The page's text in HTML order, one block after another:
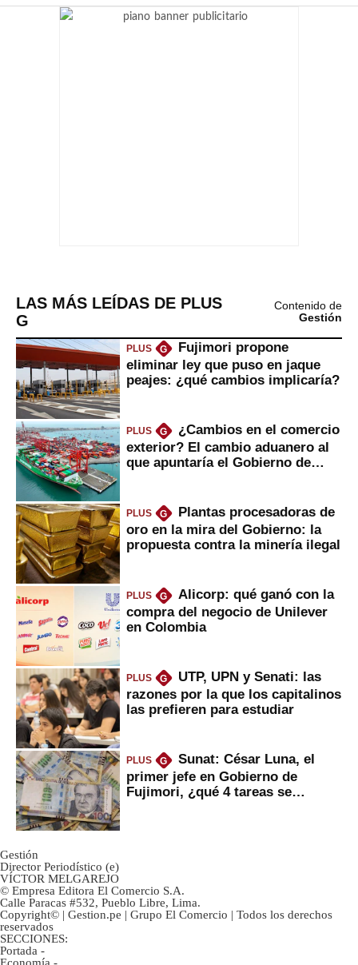
LAS MÁS LEÍDAS DE PLUS
G
Contenido de
Gestión
PLUS G
Fujimori propone
eliminar ley que puso en jaque
peajes: ¿qué cambios implicaría?
PLUS G
¿Cambios en el comercio
exterior? El cambio aduanero al
que apuntaría el Gobierno de
PLUS G
Plantas procesadoras de
oro en la mira del Gobierno: la
propuesta contra la minería ilegal
PLUS G
Alicorp: qué ganó con la
compra del negocio de Unilever
en Colombia
PLUS G
UTP, UPN y Senati: las
razones por la que los capitalinos
las prefieren para estudiar
PLUS G
Sunat: César Luna, el
primer jefe en Gobierno de
Fujimori, ¿qué 4 tareas se
Gestión
Director Periodístico (e)
VÍCTOR MELGAREJO
© Empresa Editora El Comercio S.A.
Calle Paracas #532, Pueblo Libre, Lima.
Copyright© | Gestion.pe | Grupo El Comercio | Todos los derechos
reservados
SECCIONES:
Portada -